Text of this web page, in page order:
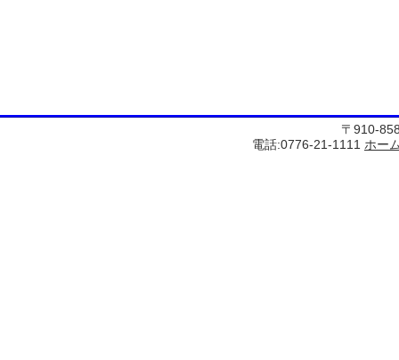
〒910-
電話:0776-21-1111 ホー